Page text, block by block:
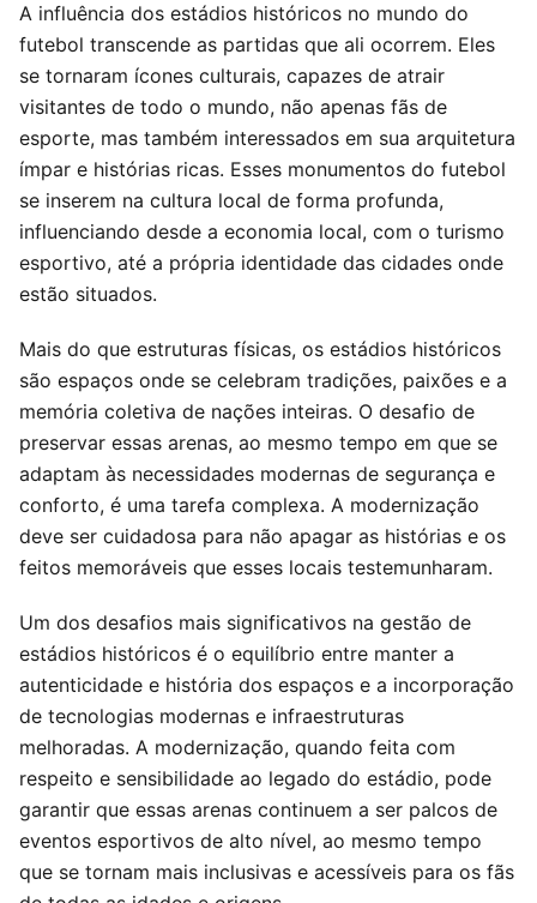
A influência dos estádios históricos no mundo do
futebol transcende as partidas que ali ocorrem. Eles
se tornaram ícones culturais, capazes de atrair
visitantes de todo o mundo, não apenas fãs de
esporte, mas também interessados em sua arquitetura
ímpar e histórias ricas. Esses monumentos do futebol
se inserem na cultura local de forma profunda,
influenciando desde a economia local, com o turismo
esportivo, até a própria identidade das cidades onde
estão situados.
Mais do que estruturas físicas, os estádios históricos
são espaços onde se celebram tradições, paixões e a
memória coletiva de nações inteiras. O desafio de
preservar essas arenas, ao mesmo tempo em que se
adaptam às necessidades modernas de segurança e
conforto, é uma tarefa complexa. A modernização
deve ser cuidadosa para não apagar as histórias e os
feitos memoráveis que esses locais testemunharam.
Um dos desafios mais significativos na gestão de
estádios históricos é o equilíbrio entre manter a
autenticidade e história dos espaços e a incorporação
de tecnologias modernas e infraestruturas
melhoradas. A modernização, quando feita com
respeito e sensibilidade ao legado do estádio, pode
garantir que essas arenas continuem a ser palcos de
eventos esportivos de alto nível, ao mesmo tempo
que se tornam mais inclusivas e acessíveis para os fãs